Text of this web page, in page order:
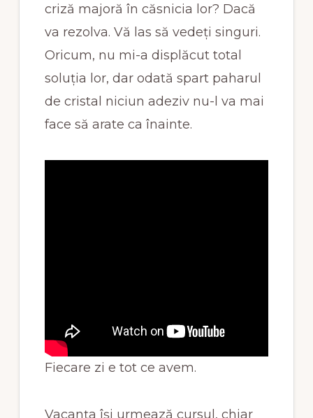
criză majoră în căsnicia lor? Dacă
va rezolva. Vă las să vedeți singuri.
Oricum, nu mi-a displăcut total
soluția lor, dar odată spart paharul
de cristal niciun adeziv nu-l va mai
face să arate ca înainte.
Fiecare zi e tot ce avem.
Vacanța își urmează cursul, chiar